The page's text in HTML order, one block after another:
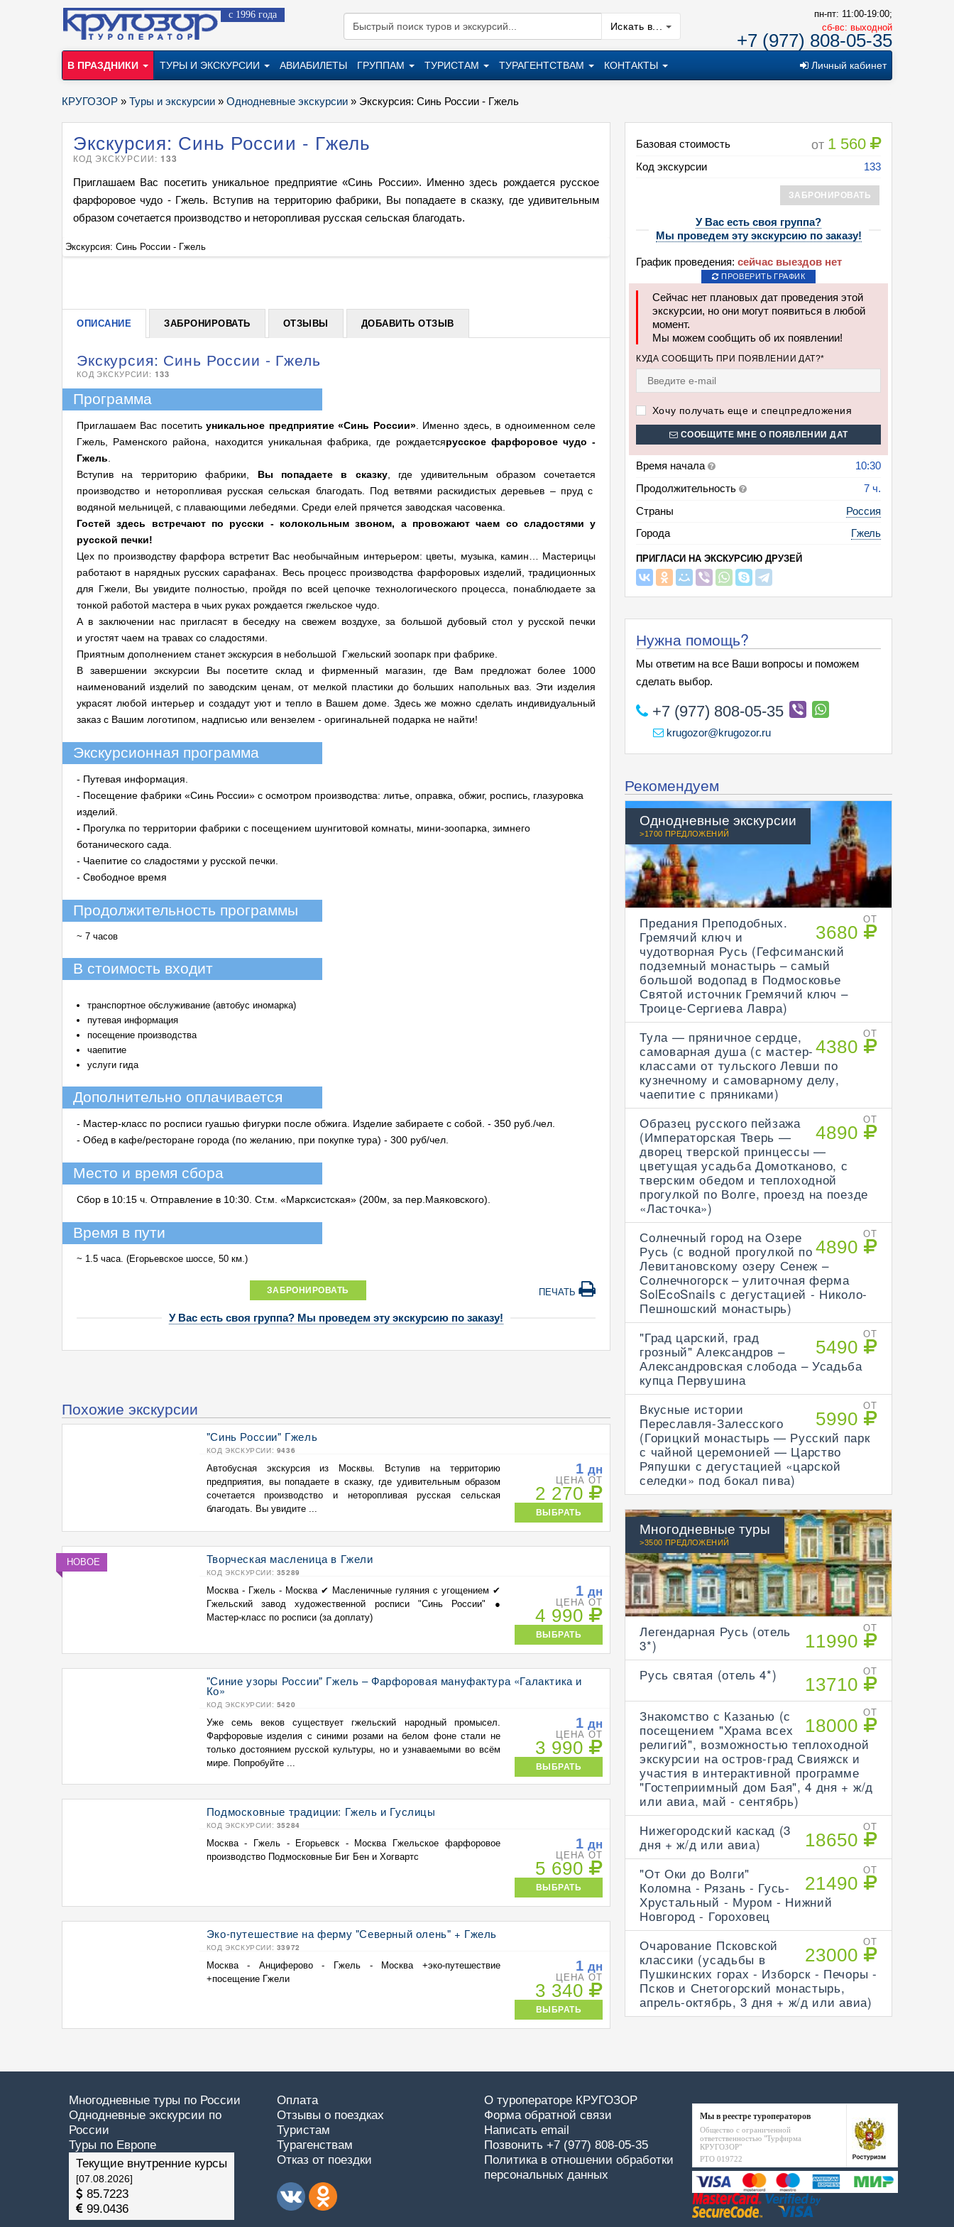
с 1996 года
Искать в...
пн-пт: 11:00-19:00;
cб-вс: выходной
+7 (977) 808-05-35
В ПРАЗДНИКИ ТУРЫ И ЭКСКУРСИИ АВИАБИЛЕТЫ ГРУППАМ ТУРИСТАМ ТУРАГЕНТСТВАМ КОНТАКТЫ Личный кабинет
КРУГОЗОР » Туры и экскурсии » Однодневные экскурсии » Экскурсия: Синь России - Гжель
Базовая стоимость от 1 560
Код экскурсии 133
ЗАБРОНИРОВАТЬ
У Вас есть своя группа?
Мы проведем эту экскурсию по заказу!
График проведения: сейчас выездов нет
ПРОВЕРИТЬ ГРАФИК
Сейчас нет плановых дат проведения этой
экскурсии, но они могут появиться в любой
момент.
Мы можем сообщить об их появлении!
КУДА СООБЩИТЬ ПРИ ПОЯВЛЕНИИ ДАТ?*
Хочу получать еще и спецпредложения
СООБЩИТЕ МНЕ О ПОЯВЛЕНИИ ДАТ
Время начала
10:30
Продолжительность
7 ч.
Страны
Россия
Города
Гжель
ПРИГЛАСИ НА ЭКСКУРСИЮ ДРУЗЕЙ
Экскурсия: Синь России - Гжель
КОД ЭКСКУРСИИ: 133
Приглашаем Вас посетить уникальное предприятие «Синь России». Именно здесь рождается русское
фарфоровое чудо - Гжель. Вступив на территорию фабрики, Вы попадаете в сказку, где удивительным
образом сочетается производство и неторопливая русская сельская благодать.
Экскурсия: Синь России - Гжель
ОПИСАНИЕ ЗАБРОНИРОВАТЬ ОТЗЫВЫ ДОБАВИТЬ ОТЗЫВ
Экскурсия: Синь России - Гжель
КОД ЭКСКУРСИИ: 133
Программа
Приглашаем Вас посетитьуникальное предприятие «Синь России». Именно здесь, в одноименном селе
Гжель, Раменского района, находится уникальная фабрика, где рождаетсярусское фарфоровое чудо -
Гжель
Вступив на территорию фабрики, Вы попадаете в сказку, где удивительным образом сочетается
производство и неторопливая русская сельская благодать. Под ветвями раскидистых деревьев – пруд с
водяной мельницей, с плавающими лебедями. Среди елей прячется заводская часовенка.
Гостей здесь встречают по русски - колокольным звоном, а провожают чаем со сладостями у
русской печки!
Цех по производству фарфора встретит Вас необычайным интерьером: цветы, музыка, камин… Мастерицы
работают в нарядных русских сарафанах. Весь процесс производства фарфоровых изделий, традиционных
для Гжели, Вы увидите полностью, пройдя по всей цепочке технологического процесса, понаблюдаете за
тонкой работой мастера в чьих руках рождается гжельское чудо.
А в заключении нас пригласят в беседку на свежем воздухе, за большой дубовый стол у русской печки
и угостят чаем на травах со сладостями.
Приятным дополнением станет экскурсия в небольшой Гжельский зоопарк при фабрике.
В завершении экскурсии Вы посетите склад и фирменный магазин, где Вам предложат более 1000
наименований изделий по заводским ценам, от мелкой пластики до больших напольных ваз. Эти изделия
украсят любой интерьер и создадут уют и тепло в Вашем доме. Здесь же можно сделать индивидуальный
заказ с Вашим логотипом, надписью или вензелем - оригинальней подарка не найти!
Экскурсионная программа
- Путевая информация.
- Посещение фабрики «Синь России» с осмотром производства: литье, оправка, обжиг, роспись, глазуровка
изделий.
- Прогулка по территории фабрики с посещением шунгитовой комнаты, мини-зоопарка, зимнего
ботанического сада.
- Чаепитие со сладостями у русской печки.
- Свободное время
Продолжительность программы
~ 7 часов
В стоимость входит
транспортное обслуживание (автобус иномарка)
путевая информация
посещение производства
чаепитие
услуги гида
Дополнительно оплачивается
- Мастер-класс по росписи гуашью фигурки после обжига. Изделие забираете с собой. - 350 руб./чел.
- Обед в кафе/ресторане города (по желанию, при покупке тура) - 300 руб/чел.
Место и время сбора
Сбор в 10:15 ч. Отправление в 10:30. Ст.м. «Марксистская» (200м, за пер.Маяковского).
Время в пути
~ 1.5 часа. (Егорьевское шоссе, 50 км.)
ЗАБРОНИРОВАТЬ ПЕЧАТЬ
У Вас есть своя группа? Мы проведем эту экскурсию по заказу!
Похожие экскурсии
"Синь России" Гжель
КОД ЭКСКУРСИИ: 9436
Автобусная экскурсия из Москвы. Вступив на территорию
предприятия, вы попадаете в сказку, где удивительным образом
сочетается производство и неторопливая русская сельская
благодать. Вы увидите ...
1дн
ЦЕНА ОТ
2 270
ВЫБРАТЬ
НОВОЕ Творческая масленица в Гжели
КОД ЭКСКУРСИИ: 35289
Москва - Гжель - Москва ✔ Масленичные гуляния с угощением ✔
Гжельский завод художественной росписи "Синь России" ●
Мастер-класс по росписи (за доплату)
1дн
ЦЕНА ОТ
4 990
ВЫБРАТЬ
"Синие узоры России" Гжель – Фарфоровая мануфактура «Галактика и
Ко»
КОД ЭКСКУРСИИ: 5420
Уже семь веков существует гжельский народный промысел.
Фарфоровые изделия с синими розами на белом фоне стали не
только достоянием русской культуры, но и узнаваемыми во всём
мире. Попробуйте ...
1дн
ЦЕНА ОТ
3 990
ВЫБРАТЬ
Подмосковные традиции: Гжель и Гуслицы
КОД ЭКСКУРСИИ: 35284
Москва - Гжель - Егорьевск - Москва Гжельское фарфоровое
производство Подмосковные Биг Бен и Хогвартс
1дн
ЦЕНА ОТ
5 690
ВЫБРАТЬ
Эко-путешествие на ферму "Северный олень" + Гжель
КОД ЭКСКУРСИИ: 33972
Москва - Анциферово - Гжель - Москва +эко-путешествие
+посещение Гжели
1дн
ЦЕНА ОТ
3 340
ВЫБРАТЬ
Нужна помощь?
Мы ответим на все Ваши вопросы и поможем
сделать выбор.
+7 (977) 808-05-35
krugozor@krugozor.ru
Рекомендуем
Однодневные экскурсии
>1700 ПРЕДЛОЖЕНИЙ
ОТ
3680
Предания Преподобных.
Гремячий ключ и
чудотворная Русь (Гефсиманский
подземный монастырь – самый
большой водопад в Подмосковье
Святой источник Гремячий ключ –
Троице-Сергиева Лавра)
ОТ
4380
Тула — пряничное сердце,
самоварная душа (с мастер-
классами от тульского Левши по
кузнечному и самоварному делу,
чаепитие с пряниками)
ОТ
4890
Образец русского пейзажа
(Императорская Тверь —
дворец тверской принцессы —
цветущая усадьба Домотканово, с
тверским обедом и теплоходной
прогулкой по Волге, проезд на поезде
«Ласточка»)
ОТ
4890
Солнечный город на Озере
Русь (с водной прогулкой по
Левитановскому озеру Сенеж –
Солнечногорск – улиточная ферма
SolEcoSnails с дегустацией - Николо-
Пешношский монастырь)
ОТ
5490
"Град царский, град
грозный" Александров –
Александровская слобода – Усадьба
купца Первушина
ОТ
5990
Вкусные истории
Переславля-Залесского
(Горицкий монастырь — Русский парк
с чайной церемонией — Царство
Ряпушки с дегустацией «царской
селедки» под бокал пива)
Многодневные туры
>3500 ПРЕДЛОЖЕНИЙ
ОТ
11990
Легендарная Русь (отель
3*)
ОТ
13710
Русь святая (отель 4*)
ОТ
18000
Знакомство с Казанью (с
посещением "Храма всех
религий", возможностью теплоходной
экскурсии на остров-град Свияжск и
участия в интерактивной программе
"Гостеприимный дом Бая", 4 дня + ж/д
или авиа, май - сентябрь)
ОТ
18650
Нижегородский каскад (3
дня + ж/д или авиа)
ОТ
21490
"От Оки до Волги"
Коломна - Рязань - Гусь-
Хрустальный - Муром - Нижний
Новгород - Гороховец
ОТ
23000
Очарование Псковской
классики (усадьбы в
Пушкинских горах - Изборск - Печоры -
Псков и Снетогорский монастырь,
апрель-октябрь, 3 дня + ж/д или авиа)
Многодневные туры по России
Однодневные экскурсии по
России
Туры по Европе
Текущие внутренние курсы
[07.08.2026]
85.7223
99.0436
Оплата
Отзывы о поездках
Туристам
Турагенствам
Отказ от поездки
О туроператоре КРУГОЗОР
Форма обратной связи
Написать email
Позвонить +7 (977) 808-05-35
Политика в отношении обработки
персональных данных
Мы в реестре туроператоров
Общество с ограниченной
ответственностью "Турфирма
КРУГОЗОР"
РТО 019722